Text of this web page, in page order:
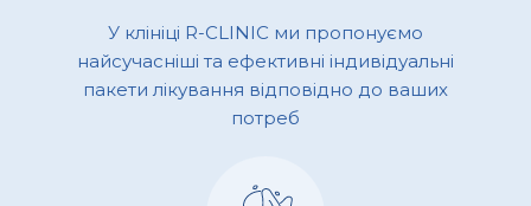
У клініці R-CLINIC ми пропонуємо
найсучасніші та ефективні індивідуальні
пакети лікування відповідно до ваших
потреб